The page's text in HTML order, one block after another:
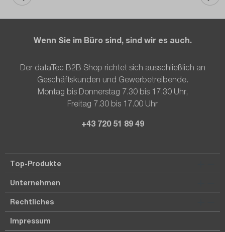
Wenn Sie im Büro sind, sind wir es auch.
Der dataTec B2B Shop richtet sich ausschließlich an
Geschäftskunden und Gewerbetreibende.
Montag bis Donnerstag 7.30 bis 17.30 Uhr,
Freitag 7.30 bis 17.00 Uhr
+43 720 51 89 49
Top-Produkte
Unternehmen
Rechtliches
Impressum